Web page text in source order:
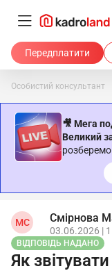
Передплатити
Особистий консультант
🎥 Мега
Великий
розберемо
МС Смірнова
03.06.2026 |
ВІДПОВІДЬ НАДАНО
Як